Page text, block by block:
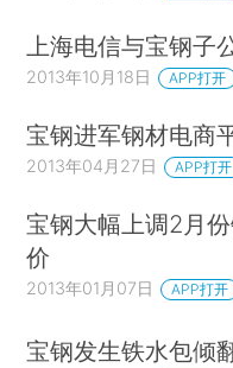
上海电信与宝钢子
2013年10月18日 APP打开
宝钢进军钢材电商
2013年04月27日 APP打开
宝钢大幅上调2月
价
2013年01月07日 APP打开
宝钢发生铁水包倾